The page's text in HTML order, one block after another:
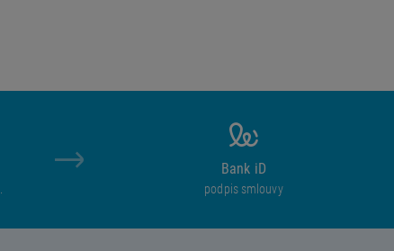
Bank iD
podpis smlouvy